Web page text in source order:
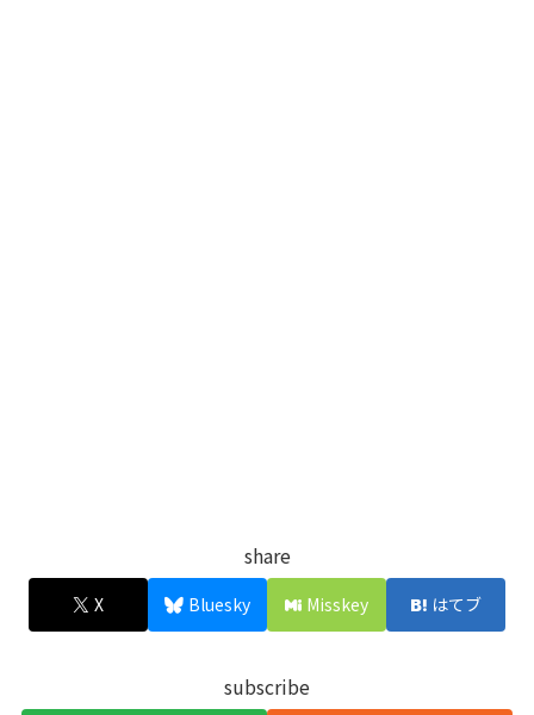
share
X Bluesky Misskey はてブ
subscribe